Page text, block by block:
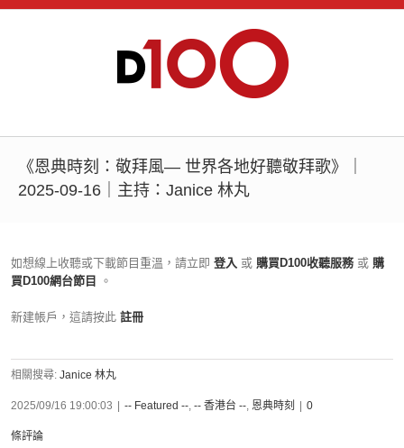
《恩典時刻：敬拜風— 世界各地好聽敬拜歌》｜
2025-09-16｜主持：Janice 林丸
如想線上收聽或下載節目重溫，請立即 登入 或 購買D100收聽服務 或 購
買D100網台節目
。
新建帳戶，這請按此 註冊
相關搜尋: Janice 林丸
2025/09/16 19:00:03 -- Featured --, -- 香港台 --, 恩典時刻 0
條評論